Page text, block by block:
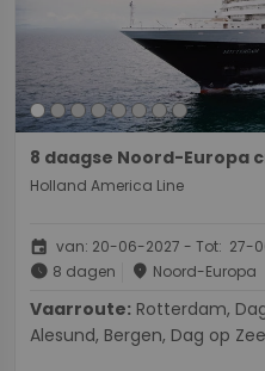
8 daagse Noord-Europa
Holland America Line
event van: 20-06-2027 - Tot: 27-
schedule 8 dagen place Noord-Europa
Vaarroute:
Alesund, Bergen, Dag op